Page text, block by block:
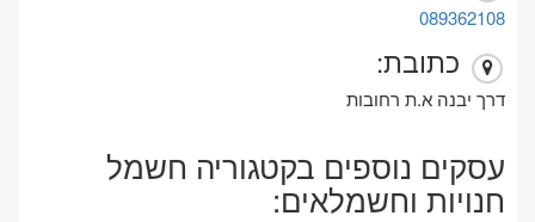
089362108
כתובת:
דרך יבנה א.ת רחובות
עסקים נוספים בקטגוריה חשמל
חנויות וחשמלאים: